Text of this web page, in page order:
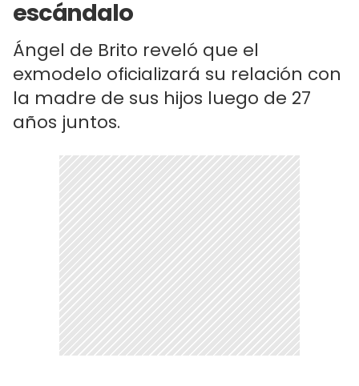
escándalo
Ángel de Brito reveló que el
exmodelo oficializará su relación con
la madre de sus hijos luego de 27
años juntos.